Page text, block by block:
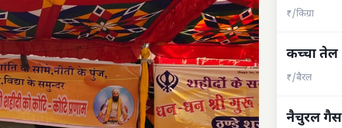
₹/किग्रा
कच्चा तेल
₹/बैरल
नैचुरल गैस